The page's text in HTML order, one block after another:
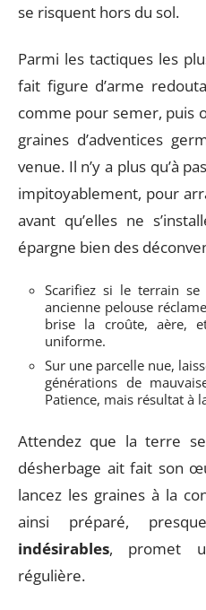
se risquent hors du sol.
Parmi les tactiques les
fait figure d’arme
comme pour semer, puis
graines d’adventices
venue. Il n’y a plus qu’à
impitoyablement, pour
avant qu’elles ne
épargne bien des
Scarifiez si le terrain
ancienne pelouse
brise la croûte, aère,
uniforme.
Sur une parcelle nue,
générations de
Patience, mais résultat à
Attendez que la terre
désherbage ait fait son
lancez les graines à la
ainsi préparé,
indésirables, promet
régulière.